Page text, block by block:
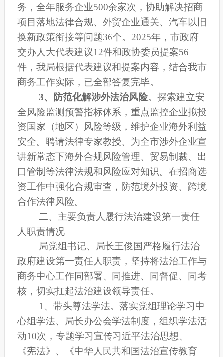
务， 全年服务企业500余家次 ，协助解决招商
项目落地法律合规、外贸企业通关、汽车以旧
换新政策衔接等问题36个。 2025年，市政府
交办人大代表建议12件和政协委员提案56
件，我局根据代表建议和提案内容，结合我市
商务工作实际，已全部答复完毕。
3、
防范化解涉外法治风险。 探索建立安
全风险监测预警指标体系，重点监控企业拟投
资国家（地区）风险等级，维护企业海外利益
安全。 聘请法律专家教授、 为全市涉外企业宣
讲新常态下海外合规风险管理、贸易制裁、出
口管制等法律法规和风险应对知识。 在招商选
资工作中强化合规审查，防范境外投资、跨境
合作法律风险。
二、主要负责人履行法治建设第一责任
人职责情况
局党组书记、局长王俊国严格履行法治
政府建设第一责任人职责， 坚持将法治工作与
商务中心工作同部署、同推进、同督促、同考
核，切实扛起法治建设领导责任。
1、 带头尊法学法。 落实党组理论学习中
心组学法、 局长办公会学法制度， 组织学法活
动10次 ，专题学习宣传习近平法治思想、
《宪法》、《中华人民共和国法治宣传教育